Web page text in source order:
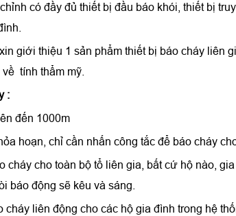
có đầy đủ thiết bị đầu báo khói, thiết bị
giới thiệu 1 sản phẩm thiết bị báo cháy liên
tính thẩm mỹ.
:
đến 1000m
hoạn, chỉ cần nhấn công tắc để báo cháy
cho toàn bộ tổ liên gia, bất cứ hộ nào,
báo động sẽ kêu và sáng.
cháy liên động cho các hộ gia đình trong hệ